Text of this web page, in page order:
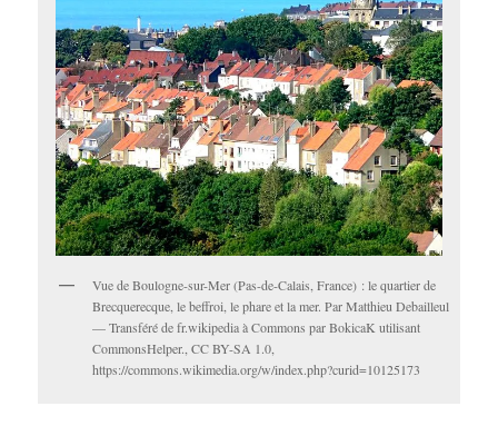
Vue de Boulogne-sur-Mer (Pas-de-Calais, France) : le quartier de
Brecquerecque, le beffroi, le phare et la mer. Par Matthieu Debailleul
— Transféré de fr.wikipedia à Commons par BokicaK utilisant
CommonsHelper., CC BY-SA 1.0,
https://commons.wikimedia.org/w/index.php?curid=10125173